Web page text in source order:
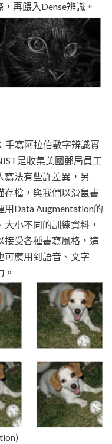
再餵入Dense辨識。
手寫阿拉伯數字辨識實
是收集美國郵局員工
寫法有些許差異，另
存檔，與我們以滑鼠書
Data Augmentation的
小不同的訓練資料，
接受各種書寫風格，這
可應用到語音、文字
。